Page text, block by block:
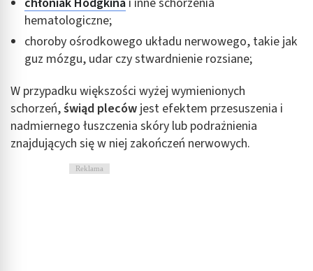
hematologiczne;
choroby ośrodkowego układu nerwowego, takie jak
guz mózgu, udar czy stwardnienie rozsiane;
W przypadku większości wyżej wymienionych
schorzeń,świąd pleców jest efektem przesuszenia i
nadmiernego łuszczenia skóry lub podrażnienia
znajdujących się w niej zakończeń nerwowych.
Reklama